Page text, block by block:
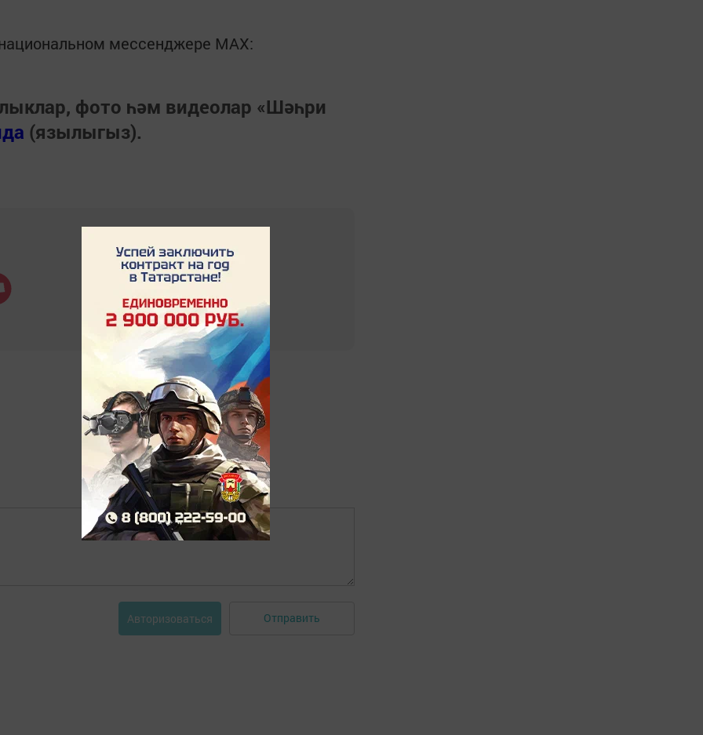
мессенджере MАХ:
фото һәм видеолар «Шәһри
(язылыгыз).
Авторизоваться Отправить